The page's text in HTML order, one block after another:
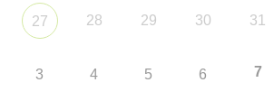
27 28 29 30 31
3 4 5 6 7